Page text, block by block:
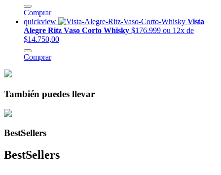
Comprar
quickview
Vista
Alegre Ritz Vaso Corto Whisky $176.999 ou 12x de
$14.750,00
Comprar
También puedes llevar
BestSellers
BestSellers